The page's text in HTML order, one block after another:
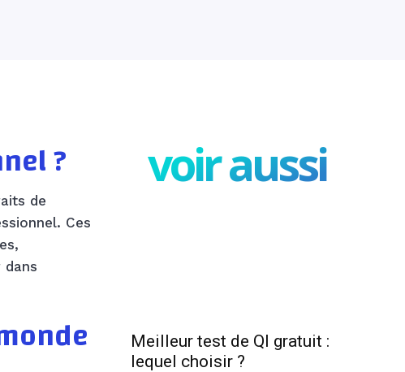
?
de
Ces
voir aussi
Meilleur test de QI gratuit :
lequel choisir ?